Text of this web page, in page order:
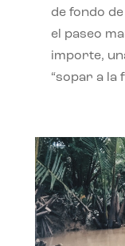
de fondo
el paseo
importe,
“sopar a la